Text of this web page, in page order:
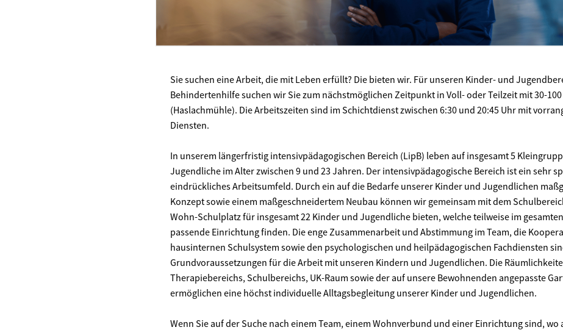
Sie suchen eine Arbeit, die mit Leben erfüllt? Die bieten wir. Für unseren Kinder- und
Behindertenhilfe suchen wir Sie zum nächstmöglichen Zeitpunkt in Voll- oder Teilzeit mit 30-
(Haslachmühle). Die Arbeitszeiten sind im Schichtdienst zwischen 6:30 und 20:45 Uhr mit
Diensten.
In unserem längerfristig intensivpädagogischen Bereich (LipB) leben auf insgesamt 5
Jugendliche im Alter zwischen 9 und 23 Jahren. Der intensivpädagogische Bereich ist ein sehr
eindrückliches Arbeitsumfeld. Durch ein auf die Bedarfe unserer Kinder und Jugendlichen
Konzept sowie einem maßgeschneidertem Neubau können wir gemeinsam mit dem
Wohn-Schulplatz für insgesamt 22 Kinder und Jugendliche bieten, welche teilweise im
passende Einrichtung finden. Die enge Zusammenarbeit und Abstimmung im Team, die
hausinternen Schulsystem sowie den psychologischen und heilpädagogischen Fachdiensten
Grundvoraussetzungen für die Arbeit mit unseren Kindern und Jugendlichen. Die
Therapiebereichs, Schulbereichs, UK-Raum sowie der auf unsere Bewohnenden angepasste
ermöglichen eine höchst individuelle Alltagsbegleitung unserer Kinder und Jugendlichen.
Wenn Sie auf der Suche nach einem Team, einem Wohnverbund und einer Einrichtung sind, wo